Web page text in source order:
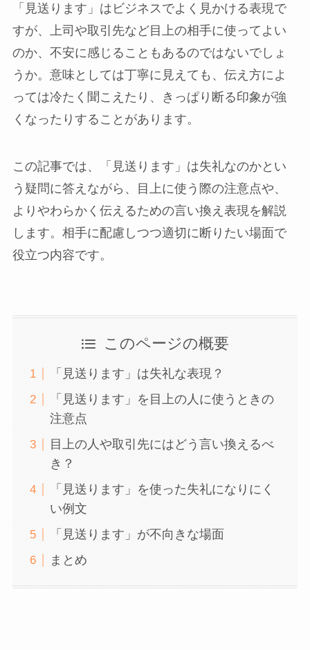
「見送ります」はビジネスでよく見かける表現で
すが、上司や取引先など目上の相手に使ってよい
のか、不安に感じることもあるのではないでしょ
うか。意味としては丁寧に見えても、伝え方によ
っては冷たく聞こえたり、きっぱり断る印象が強
くなったりすることがあります。
この記事では、「見送ります」は失礼なのかとい
う疑問に答えながら、目上に使う際の注意点や、
よりやわらかく伝えるための言い換え表現を解説
します。相手に配慮しつつ適切に断りたい場面で
役立つ内容です。
このページの概要
「見送ります」は失礼な表現？
「見送ります」を目上の人に使うときの
注意点
目上の人や取引先にはどう言い換えるべ
き？
「見送ります」を使った失礼になりにく
い例文
「見送ります」が不向きな場面
まとめ